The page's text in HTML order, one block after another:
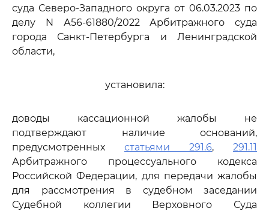
суда Северо-Западного округа от 06.03.2023 по
делу N А56-61880/2022 Арбитражного суда
города Санкт-Петербурга и Ленинградской
области,
установила:
доводы кассационной жалобы не
подтверждают наличие оснований,
предусмотренных статьями 291.6, 291.11
Арбитражного процессуального кодекса
Российской Федерации, для передачи жалобы
для рассмотрения в судебном заседании
Судебной коллегии Верховного Суда